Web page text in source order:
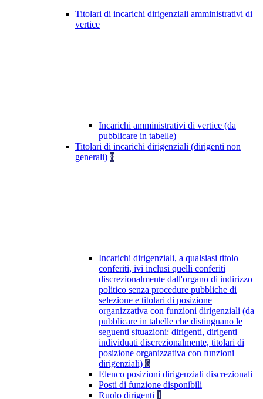
Titolari di incarichi dirigenziali amministrativi di
vertice
Incarichi amministrativi di vertice (da
pubblicare in tabelle)
Titolari di incarichi dirigenziali (dirigenti non
generali) 8
Incarichi dirigenziali, a qualsiasi titolo
conferiti, ivi inclusi quelli conferiti
discrezionalmente dall'organo di indirizzo
politico senza procedure pubbliche di
selezione e titolari di posizione
organizzativa con funzioni dirigenziali (da
pubblicare in tabelle che distinguano le
seguenti situazioni: dirigenti, dirigenti
individuati discrezionalmente, titolari di
posizione organizzativa con funzioni
dirigenziali) 6
Elenco posizioni dirigenziali discrezionali
Posti di funzione disponibili
Ruolo dirigenti 1